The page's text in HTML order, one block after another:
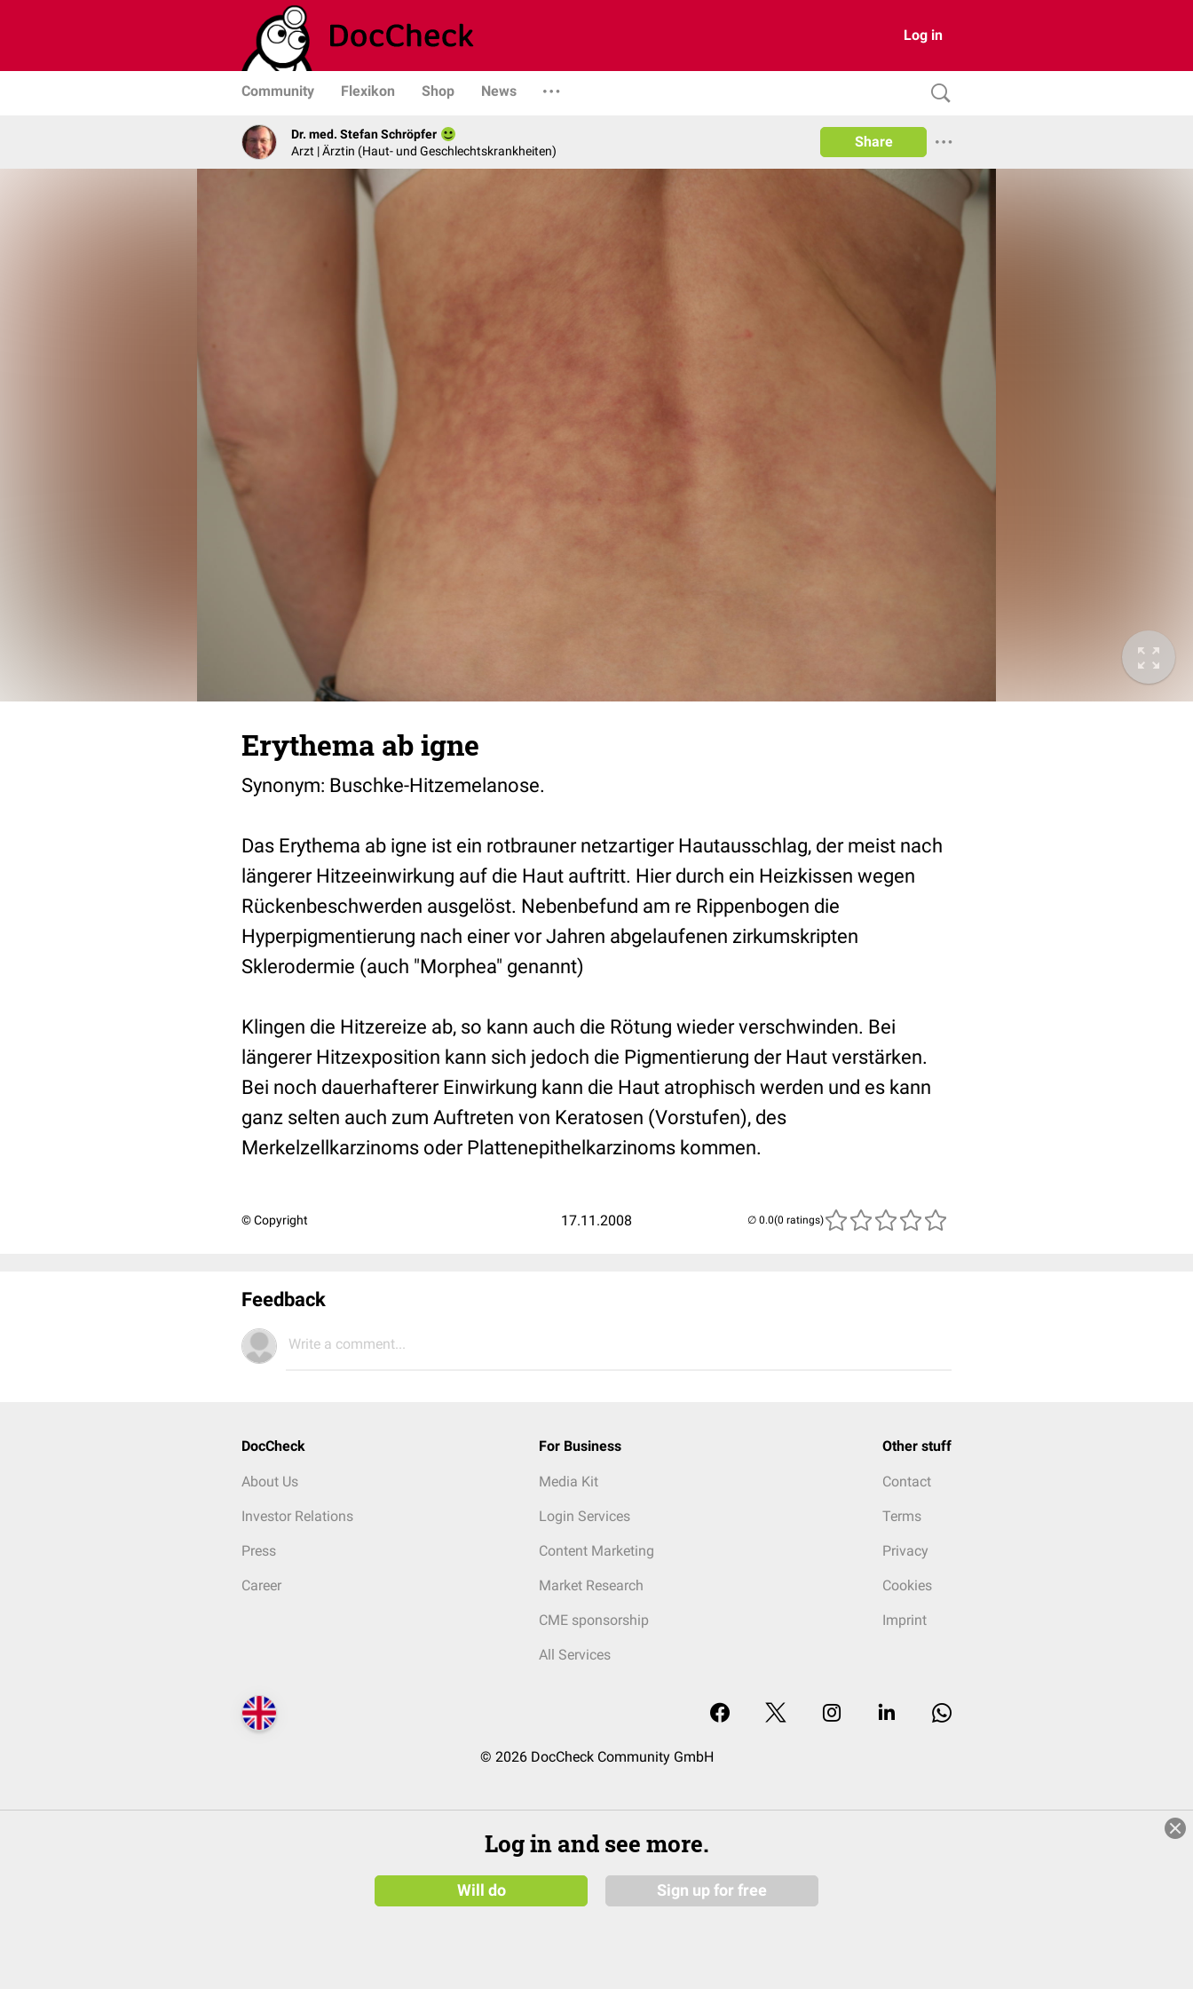
Log in
Community Flexikon Shop News
Dr. med. Stefan Schröpfer
Arzt | Ärztin (Haut- und Geschlechtskrankheiten)
Share
Erythema ab igne
Synonym: Buschke-Hitzemelanose.
Das Erythema ab igne ist ein rotbrauner netzartiger Hautausschlag, der meist nach
längerer Hitzeeinwirkung auf die Haut auftritt. Hier durch ein Heizkissen wegen
Rückenbeschwerden ausgelöst. Nebenbefund am re Rippenbogen die
Hyperpigmentierung nach einer vor Jahren abgelaufenen zirkumskripten
Sklerodermie (auch "Morphea" genannt)
Klingen die Hitzereize ab, so kann auch die Rötung wieder verschwinden. Bei
längerer Hitzexposition kann sich jedoch die Pigmentierung der Haut verstärken.
Bei noch dauerhafterer Einwirkung kann die Haut atrophisch werden und es kann
ganz selten auch zum Auftreten von Keratosen (Vorstufen), des
Merkelzellkarzinoms oder Plattenepithelkarzinoms kommen.
© Copyright 17.11.2008 (0 ratings)
Feedback
Write a comment...
DocCheck
About Us
Investor Relations
Press
Career
For Business
Media Kit
Login Services
Content Marketing
Market Research
CME sponsorship
All Services
Other stuff
Contact
Terms
Privacy
Cookies
Imprint
© 2026 DocCheck Community GmbH
Log in and see more.
Will do Sign up for free